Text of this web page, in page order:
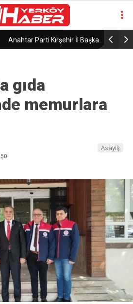
İl Başkanı Kaya: “Basın, halkın
en önemli güvencelerinden
gıda
memurlara
Asayiş